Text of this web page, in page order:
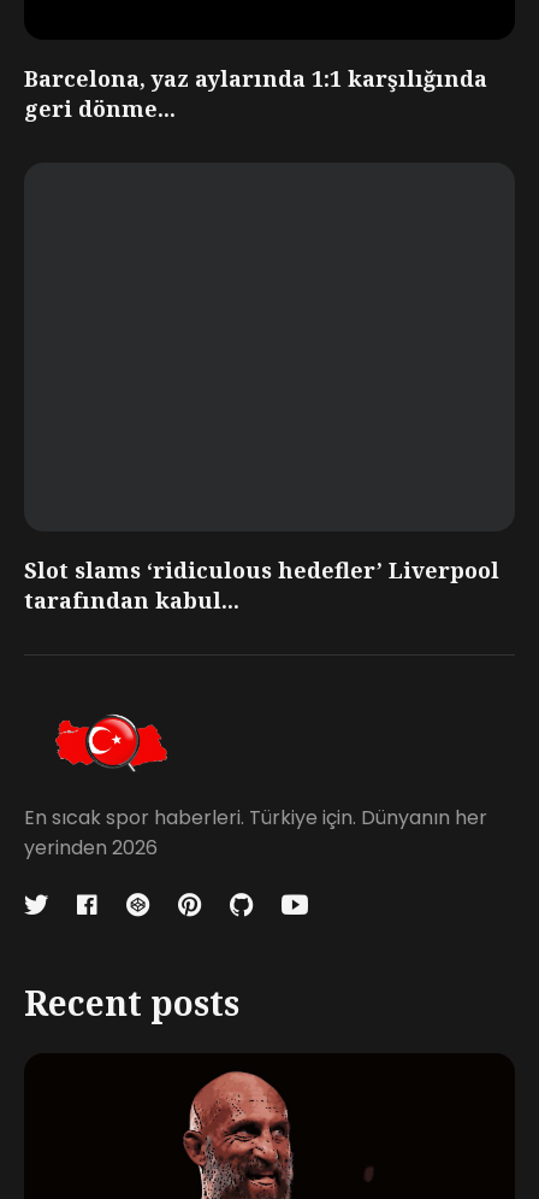
Barcelona, yaz aylarında 1:1 karşılığında
geri dönme...
Slot slams ‘ridiculous hedefler’ Liverpool
tarafından kabul...
En sıcak spor haberleri. Türkiye için. Dünyanın her
yerinden 2026
Recent posts